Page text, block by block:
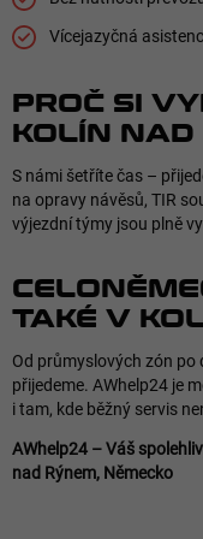
Vícejazyčná
PROČ SI
KOLÍN NAD
S námi šetříte čas –
na opravy návěsů, TIR
výjezdní týmy jsou plně
TAKÉ V
Od průmyslových zón po
přijedeme. AWhelp24 je
i tam, kde běžný servis
AWhelp24 – Váš
nad Rýnem, Německo